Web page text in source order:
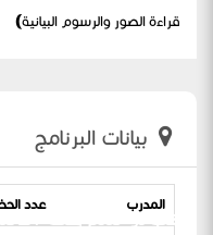
العلوم للمرحلة
قراءة الصور والرسوم البيانية)
بيانات البرنامج
المدرب عدد